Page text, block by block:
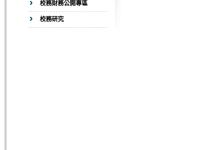
校務財務公開專區
校務研究